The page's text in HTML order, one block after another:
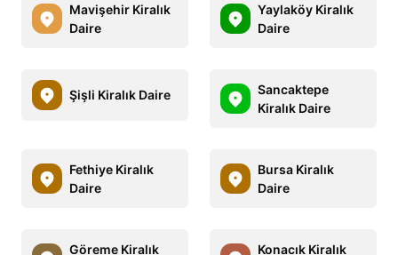
Mavişehir Kiralık
Daire
Yaylaköy Kiralık
Daire
Şişli Kiralık Daire
Sancaktepe
Kiralık Daire
Fethiye Kiralık
Daire
Bursa Kiralık
Daire
Göreme Kiralık
Konacık Kiralık